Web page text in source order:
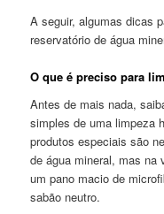
A seguir, algumas dicas
reservatório de água
O que é preciso para
Antes de mais nada,
simples de uma limpeza
produtos especiais são
de água mineral, mas na
um pano macio de
sabão neutro.